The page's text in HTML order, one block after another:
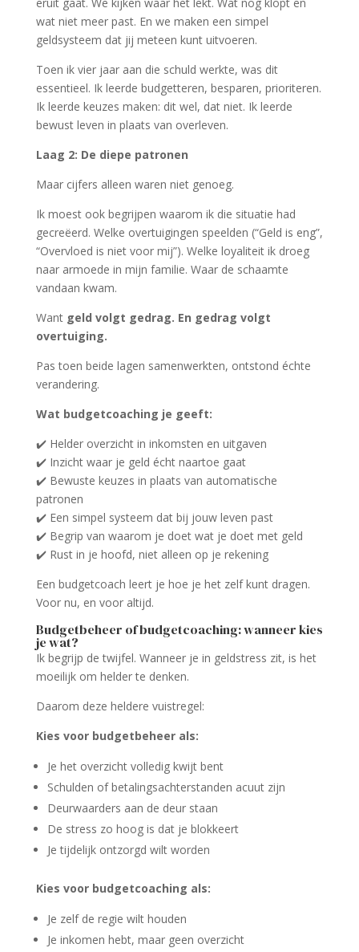
eruit gaat. We kijken waar het lekt. Wat nog klopt en
wat niet meer past. En we maken een simpel
geldsysteem dat jij meteen kunt uitvoeren.
Toen ik vier jaar aan die schuld werkte, was dit
essentieel. Ik leerde budgetteren, besparen, prioriteren.
Ik leerde keuzes maken: dit wel, dat niet. Ik leerde
bewust leven in plaats van overleven.
Laag 2: De diepe patronen
Maar cijfers alleen waren niet genoeg.
Ik moest ook begrijpen waarom ik die situatie had
gecreëerd. Welke overtuigingen speelden (“Geld is eng”,
“Overvloed is niet voor mij”). Welke loyaliteit ik droeg
naar armoede in mijn familie. Waar de schaamte
vandaan kwam.
Want geld volgt gedrag. En gedrag volgt
overtuiging.
Pas toen beide lagen samenwerkten, ontstond échte
verandering.
Wat budgetcoaching je geeft:
✔️ Helder overzicht in inkomsten en uitgaven
✔️ Inzicht waar je geld écht naartoe gaat
✔️ Bewuste keuzes in plaats van automatische
patronen
✔️ Een simpel systeem dat bij jouw leven past
✔️ Begrip van waarom je doet wat je doet met geld
✔️ Rust in je hoofd, niet alleen op je rekening
Een budgetcoach leert je hoe je het zelf kunt dragen.
Voor nu, en voor altijd.
Budgetbeheer of budgetcoaching: wanneer kies
je wat?
Ik begrijp de twijfel. Wanneer je in geldstress zit, is het
moeilijk om helder te denken.
Daarom deze heldere vuistregel:
Kies voor budgetbeheer als:
Je het overzicht volledig kwijt bent
Schulden of betalingsachterstanden acuut zijn
Deurwaarders aan de deur staan
De stress zo hoog is dat je blokkeert
Je tijdelijk ontzorgd wilt worden
Kies voor budgetcoaching als:
Je zelf de regie wilt houden
Je inkomen hebt, maar geen overzicht